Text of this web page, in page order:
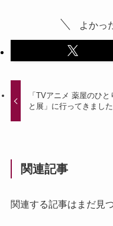
よかっ
「TVアニメ 薬屋のひと
と展」に行ってきました
関連記事
関連する記事はまだ見